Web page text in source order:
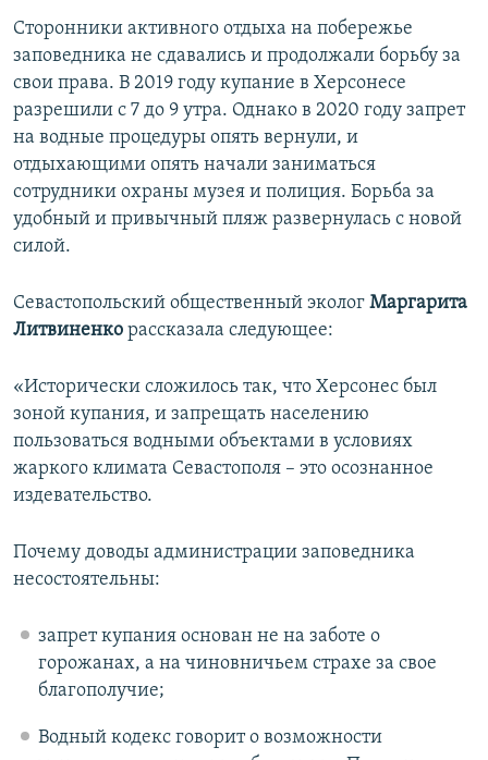
Сторонники активного отдыха на побережье
заповедника не сдавались и продолжали борьбу за
свои права. В 2019 году купание в Херсонесе
разрешили с 7 до 9 утра. Однако в 2020 году запрет
на водные процедуры опять вернули, и
отдыхающими опять начали заниматься
сотрудники охраны музея и полиция. Борьба за
удобный и привычный пляж развернулась с новой
силой.
Севастопольский общественный эколог Маргарита
Литвиненко рассказала следующее:
«Исторически сложилось так, что Херсонес был
зоной купания, и запрещать населению
пользоваться водными объектами в условиях
жаркого климата Севастополя – это осознанное
издевательство.
Почему доводы администрации заповедника
несостоятельны:
запрет купания основан не на заботе о
горожанах, а на чиновничьем страхе за свое
благополучие;
Водный кодекс говорит о возможности